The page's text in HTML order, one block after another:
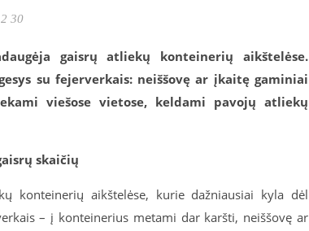
30
gaisrų atliekų konteinerių aikštelėse.
su fejerverkais: neiššovę ar įkaitę gaminiai
viešose vietose, keldami pavojų atliekų
skaičių
konteinerių aikštelėse, kurie dažniausiai kyla dėl
– į konteinerius metami dar karšti, neiššovę ar